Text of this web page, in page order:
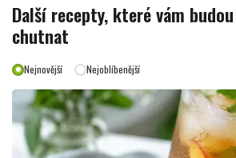
Další recepty, které vám
chutnat
Nejnovější Nejoblíbenější